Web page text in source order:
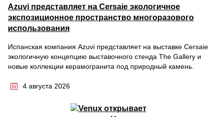
Azuvi представляет на Cersaie экологичное
экспозиционное пространство многоразового
использования
Испанская компания Azuvi представляет на выставке Cersaie
экологичную концепцию выставочного стенда The Gallery и
новые коллекции керамогранита под природный камень.
4 августа 2026